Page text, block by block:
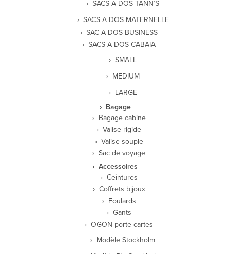
SACS A DOS TANN’S
SACS A DOS MATERNELLE
SAC A DOS BUSINESS
SACS A DOS CABAIA
SMALL
MEDIUM
LARGE
Bagage
Bagage cabine
Valise rigide
Valise souple
Sac de voyage
Accessoires
Ceintures
Coffrets bijoux
Foulards
Gants
OGON porte cartes
Modèle Stockholm